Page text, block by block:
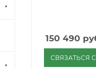
150 490
СВЯЗАТЬСЯ